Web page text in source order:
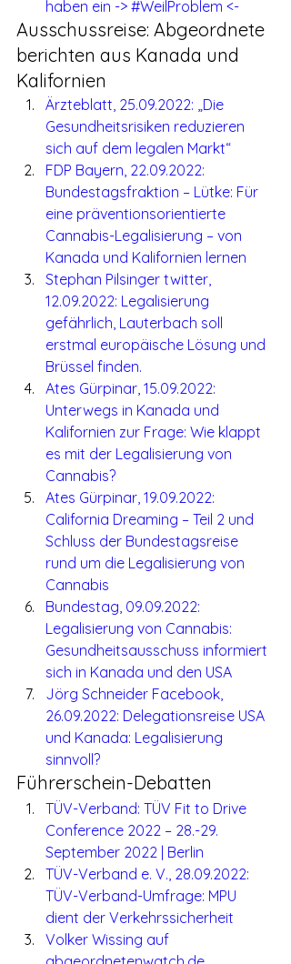
haben ein -> #WeilProblem <-
Ausschussreise: Abgeordnete
berichten aus Kanada und
Kalifornien
Ärzteblatt, 25.09.2022: „Die
Gesundheitsrisiken reduzieren
sich auf dem legalen Markt“
FDP Bayern, 22.09.2022:
Bundestagsfraktion – Lütke: Für
eine präventionsorientierte
Cannabis-Legalisierung – von
Kanada und Kalifornien lernen
Stephan Pilsinger twitter,
12.09.2022: Legalisierung
gefährlich, Lauterbach soll
erstmal europäische Lösung und
Brüssel finden.
Ates Gürpinar, 15.09.2022:
Unterwegs in Kanada und
Kalifornien zur Frage: Wie klappt
es mit der Legalisierung von
Cannabis?
Ates Gürpinar, 19.09.2022:
California Dreaming – Teil 2 und
Schluss der Bundestagsreise
rund um die Legalisierung von
Cannabis
Bundestag, 09.09.2022:
Legalisierung von Cannabis:
Gesundheitsausschuss informiert
sich in Kanada und den USA
Jörg Schneider Facebook,
26.09.2022: Delegationsreise USA
und Kanada: Legalisierung
sinnvoll?
Führerschein-Debatten
TÜV-Verband: TÜV Fit to Drive
Conference 2022 – 28.-29.
September 2022 | Berlin
TÜV-Verband e. V., 28.09.2022:
TÜV-Verband-Umfrage: MPU
dient der Verkehrssicherheit
Volker Wissing auf